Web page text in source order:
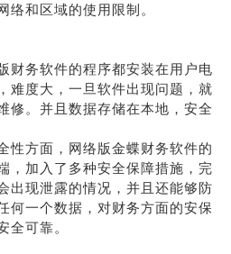
络和区域的使用限制。
财务软件的程序都安装在用户电
难度大，一旦软件出现问题，就
修。并且数据存储在本地，安全
性方面，网络版金蝶财务软件的
，加入了多种安全保障措施，完
出现泄露的情况，并且还能够防
何一个数据，对财务方面的安保
全可靠。